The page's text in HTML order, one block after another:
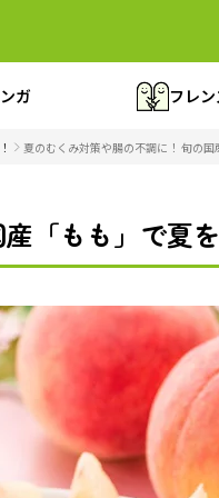
ガ フレ
夏のむくみ対策や腸の不調に！ 旬の
「もも」で夏